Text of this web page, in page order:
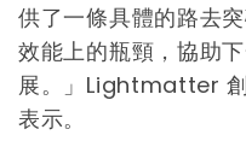
供了一條具體的路去
效能上的瓶頸，協助
展。」Lightmatter
表示。